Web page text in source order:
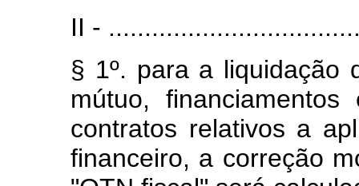
II -
§ 1º. para a liquidação
mútuo,
contratos relativos a
financeiro, a correção